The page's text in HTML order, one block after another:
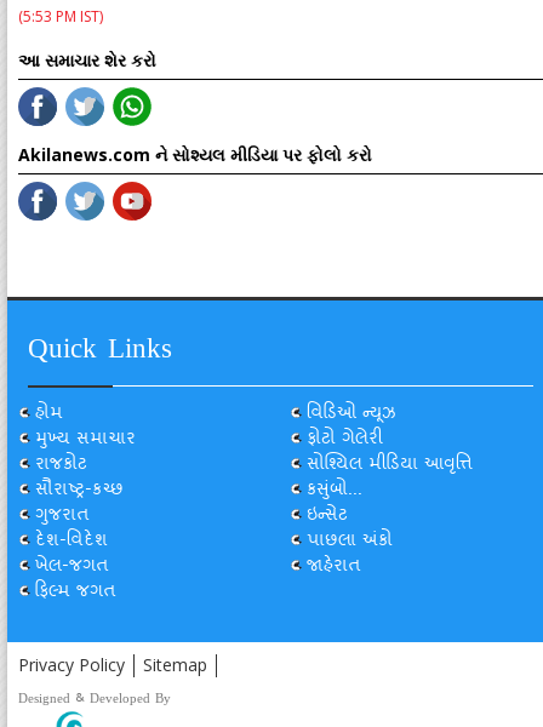
(5:53 PM IST)
આ સમાચાર શેર કરો
Akilanews.com ને સોશ્યલ મીડિયા પર ફોલો કરો
Quick Links
હોમ
મુખ્ય સમાચાર
રાજકોટ
સૌરાષ્ટ્ર-કચ્છ
ગુજરાત
દેશ-વિદેશ
ખેલ-જગત
ફિલ્મ જગત
વિડિઓ ન્યૂઝ
ફોટો ગેલેરી
સોશ્યિલ મીડિયા આવૃત્તિ
કસુંબો...
ઇન્સેટ
પાછલા અંકો
જાહેરાત
Privacy Policy Sitemap
Designed & Developed By